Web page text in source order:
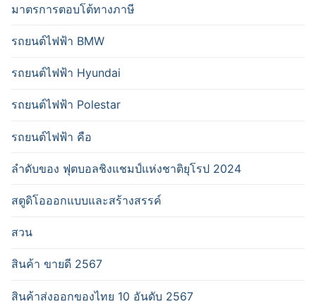
มาตรการตอบโต้ทางภาษี
รถยนต์ไฟฟ้า BMW
รถยนต์ไฟฟ้า Hyundai
รถยนต์ไฟฟ้า Polestar
รถยนต์ไฟฟ้า คือ
ลำดับของ ฟุตบอลชิงแชมป์แห่งชาติยุโรป 2024
สตูดิโอออกแบบและสร้างสรรค์
สวน
สินค้า ขายดี 2567
สินค้าส่งออกของไทย 10 อันดับ 2567